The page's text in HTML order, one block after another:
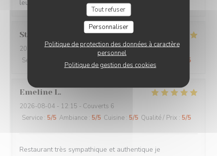
Tout refuser
Personnaliser
Politique de protection des données à caractère
personnel
Politique de gestion des cookies
leur sourire et leur service !
Stéphanie
2026-08-04- 13:30 - Couverts 2
Service
Ambiance 5 Cuisine : Qualité / Prix /5
Emeline L
2026-08-04 - 12:15 - Couverts 6
Service : 5/5 Ambiance : 5/5 Cuisine : 5/5 Qualité / Prix : 5/5
Restaurant très sympathique et authentique je